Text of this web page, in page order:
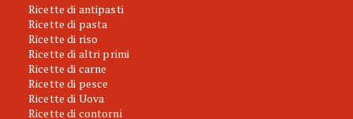
Ricette di antipasti
Ricette di pasta
Ricette di riso
Ricette di altri primi
Ricette di carne
Ricette di pesce
Ricette di Uova
Ricette di contorni